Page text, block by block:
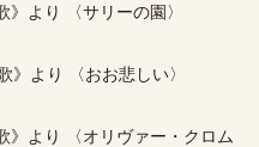
より 〈サリーの園〉
》より 〈おお悲しい〉
》より 〈オリヴァー・クロム